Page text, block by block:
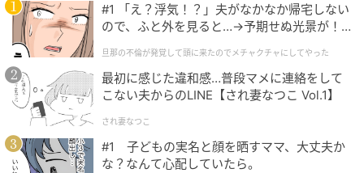
この事例で注意したいのは、夫婦2人の生活費が、1人
になったからといって半分になるわけではない点で
す。
食費や日用品費はある程度減ります。しかし、 固定資
産税、火災保険料、通信費、電気・ガス・水道の基本
料金、住宅の修繕費など
費や介護費が増える可能性もあります。
#1 「え？浮気！？」夫がなかなか帰宅しない
ので、ふと外を見ると…→予期せぬ光景が！
クチャにしてやった
旦那の不倫が発覚して頭に来たのでメチャクチャにしてやった
最初に感じた違和感…普段マメに連絡をして
こない夫からのLINE【され妻なつこ Vol.1】
され妻なつこ
#1 子どもの実名と顔を晒すママ、大丈夫か
な？なんて心配していたら。